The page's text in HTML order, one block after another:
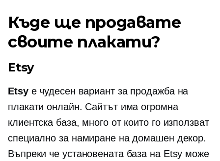
Къде ще продавате
своите плакати?
Etsy
Etsyе чудесен вариант за продажба на
плакати онлайн. Сайтът има огромна
клиентска база, много от които го използват
специално за намиране на домашен декор.
Въпреки че установената база на Etsy може